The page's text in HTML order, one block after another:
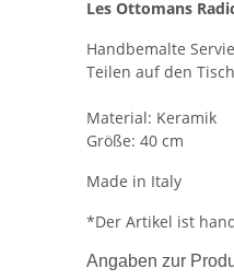
Les Ottomans
Handbemalte
Teilen auf den
Material: Keramik
Größe: 40 cm
Made in Italy
*Der Artikel ist
Angaben zur